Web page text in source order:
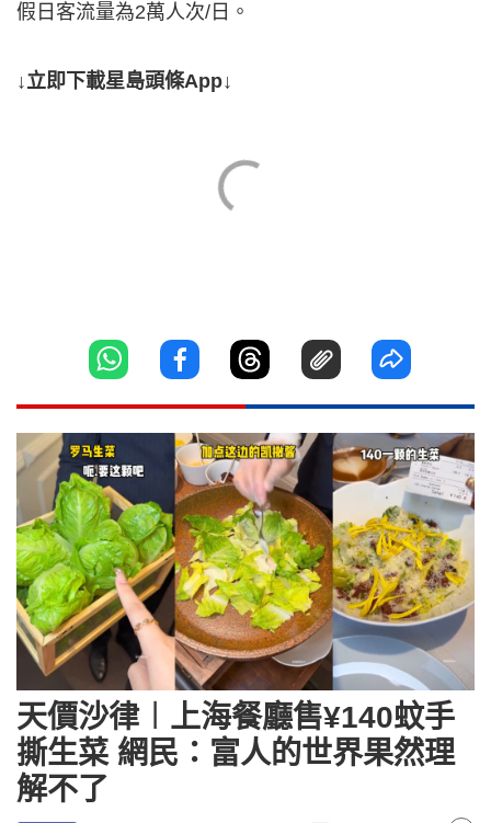
假日客流量為2萬人次/日。
↓立即下載星島頭條App↓
天價沙律︱上海餐廳售¥140蚊手
撕生菜 網民：富人的世界果然理
解不了